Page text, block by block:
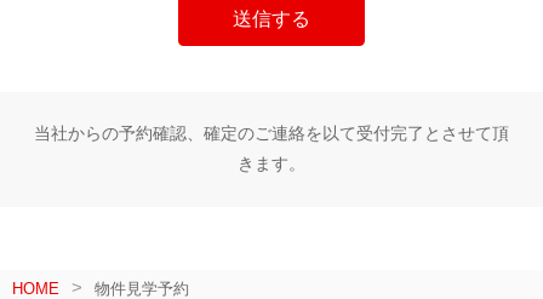
当社からの予約確認、確定のご連絡を以て受付完了とさせて頂
きます。
HOME 物件見学予約